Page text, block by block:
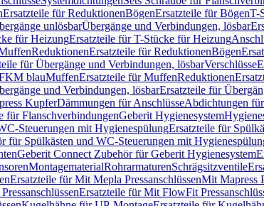
Ersatzteile für ReduktionenBögenErsatzteile für BögenT-
unlösbarÜbergänge und Verbindungen, lösbar
für HeizungErsatzteile für T-Stücke für Heizung
ReduktionenErsatzteile für ReduktionenBögen
für Übergänge und Verbindungen, lösbarVerschlüsse
blauMuffenErsatzteile für MuffenReduktionen
und Verbindungen, lösbarErsatzteile für
KupferDämmungen für AnschlüsseAbdichtungen
für FlanschverbindungenGeberit Hygienesystem
Steuerungen mit HygienespülungErsatzteile für
für Spülkästen und WC-Steuerungen mit
Geberit Connect Zubehör für Geberit Hygienesystem
MontagematerialRohrarmaturenSchrägsitzventile
Ersatzteile für Mit Mepla PressanschlüssenMit Mapress
Ersatzteile für Mit FlowFit